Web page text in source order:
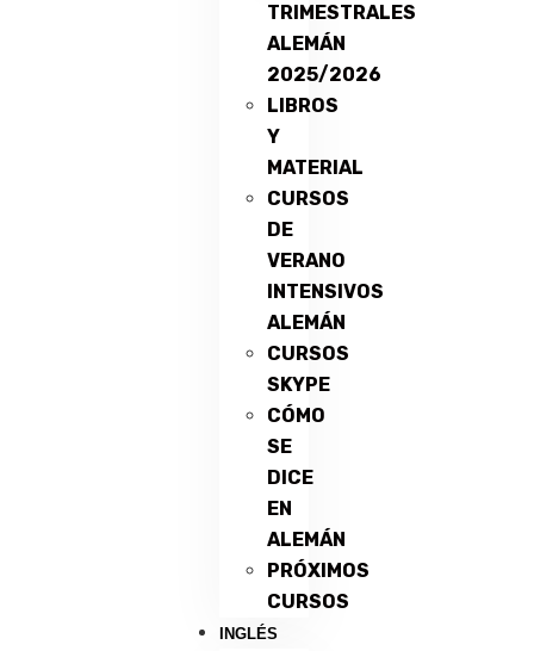
TRIMESTRALES
ALEMÁN
2025/2026
LIBROS
Y
MATERIAL
CURSOS
DE
VERANO
INTENSIVOS
ALEMÁN
CURSOS
SKYPE
CÓMO
SE
DICE
EN
ALEMÁN
PRÓXIMOS
CURSOS
INGLÉS